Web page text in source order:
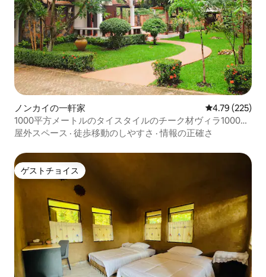
ノンカイの一軒家 レビュー225
4.79 (225)
1000平方メートルのタイスタイルのチーク材ヴィラ1000平
米泰式柚木別墅
屋外スペース · 徒歩移動のしやすさ ·情報の正確さ
ゲストチョイス
ゲストチョイス